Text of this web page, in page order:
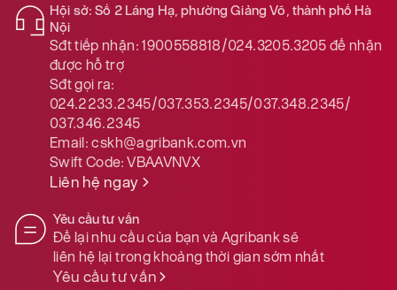
Hội sở: Số 2 Láng Hạ, phường Giảng Võ, thành phố Hà
Nội
Sđt tiếp nhận: 1900558818/024.3205.3205để nhận
được hỗ trợ
Sđt gọi ra:
024.2233.2345/037.353.2345/037.348.2345/
037.346.2345
Email:cskh@agribank.com.vn
Swift Code:VBAAVNVX
Liên hệ ngay
Yêu cầu tư vấn
Để lại nhu cầu của bạn và Agribank sẽ
liên hệ lại trong khoảng thời gian sớm nhất
Yêu cầu tư vấn